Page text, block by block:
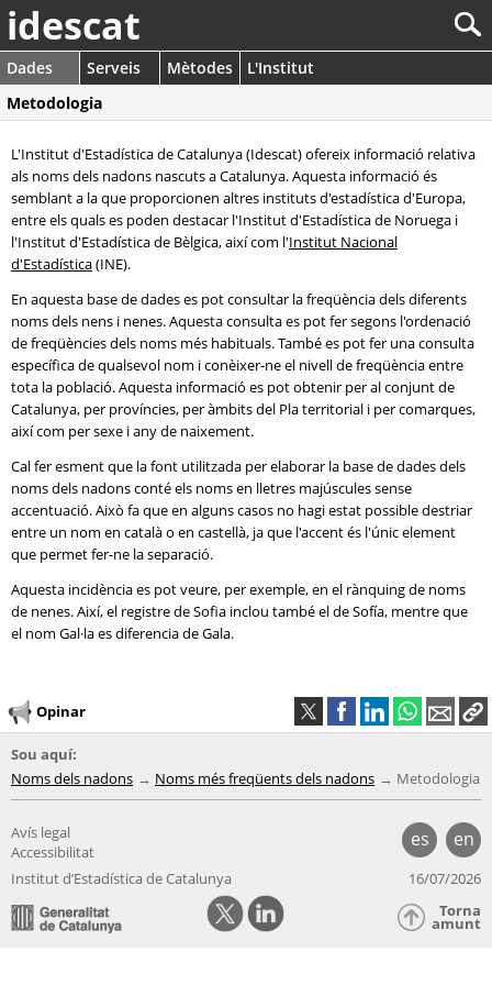
idescat
Dades Serveis Mètodes
L'Institut
Metodologia
L'Institut d'Estadística de Catalunya (Idescat) ofereix informació relativa
als noms dels nadons nascuts a Catalunya. Aquesta informació és
semblant a la que proporcionen altres instituts d'estadística d'Europa,
entre els quals es poden destacar l'Institut d'Estadística de Noruega i
l'Institut d'Estadística de Bèlgica, així com l'Institut Nacional
d'Estadística(INE).
En aquesta base de dades es pot consultar la freqüència dels diferents
noms dels nens i nenes. Aquesta consulta es pot fer segons l'ordenació
de freqüències dels noms més habituals. També es pot fer una consulta
específica de qualsevol nom i conèixer-ne el nivell de freqüència entre
tota la població. Aquesta informació es pot obtenir per al conjunt de
Catalunya, per províncies, per àmbits del Pla territorial i per comarques,
així com per sexe i any de naixement.
Cal fer esment que la font utilitzada per elaborar la base de dades dels
noms dels nadons conté els noms en lletres majúscules sense
accentuació. Això fa que en alguns casos no hagi estat possible destriar
entre un nom en català o en castellà, ja que l'accent és l'únic element
que permet fer-ne la separació.
Aquesta incidència es pot veure, per exemple, en el rànquing de noms
de nenes. Així, el registre de Sofia inclou també el de Sofía, mentre que
el nom Gal·la es diferencia de Gala.
Opinar
Sou aquí:
Noms dels nadons
Noms més freqüents dels nadons Metodologia
es en
Avís legal
Accessibilitat
Institut d’Estadística de Catalunya
16/07/2026
Torna
amunt